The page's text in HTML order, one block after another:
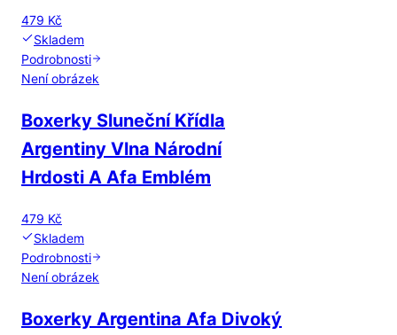
479 Kč
Skladem
Podrobnosti
Není obrázek
Boxerky Sluneční Křídla
Argentiny Vlna Národní
Hrdosti A Afa Emblém
479 Kč
Skladem
Podrobnosti
Není obrázek
Boxerky Argentina Afa Divoký